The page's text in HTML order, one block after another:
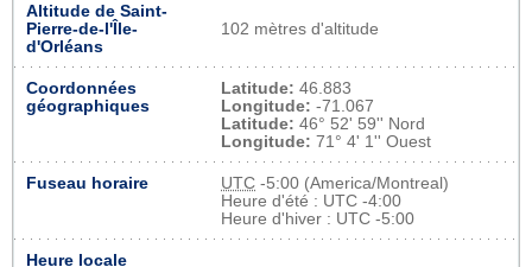
Altitude de Saint-
Pierre-de-l'Île-
d'Orléans
102 mètres d'altitude
Coordonnées
géographiques
Latitude: 46.883
Longitude: -71.067
Latitude: 46° 52' 59'' Nord
Longitude: 71° 4' 1'' Ouest
Fuseau horaire UTC -5:00 (America/Montreal)
Heure d'été : UTC -4:00
Heure d'hiver : UTC -5:00
Heure locale